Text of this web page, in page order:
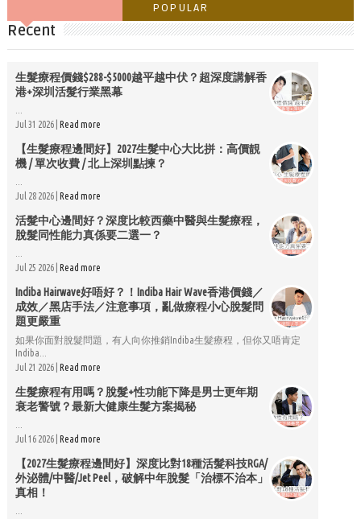
POPULAR
Recent
生髮療程價錢$288-$5000越平越中伏？超深度講解香
港+深圳活髮行業黑幕
Jul 31 2026 | Read more
【生髮療程邊間好】2027生髮中心大比拼：高價靚
機 / 單次收費 / 北上深圳點揀？
Jul 28 2026 | Read more
活髮中心邊間好？深度比較西藥中醫與生髮療程，
脫髮同性能力真係要二選一？
Jul 25 2026 | Read more
Indiba Hairwave好唔好？！Indiba Hair Wave香港價錢／
成效／黑店手法／注意事項，亂做療程小心脫髮問
題更嚴重
如果你面對脫髮問題，有人向你推銷Indiba生髮療程，但你又唔肯定
Indiba...
Jul 21 2026 | Read more
生髮療程有用嗎？脫髮+性功能下降是男士更年期
衰老警號？最新大健康生髮方案揭秘
Jul 16 2026 | Read more
【2027生髮療程邊間好】深度比對18種活髮科技RGA/
外泌體/中醫/Jet Peel，破解中年脫髮「治標不治本」
真相！